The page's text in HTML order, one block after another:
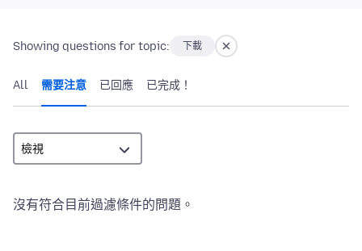
Showing questions for topic: 下載
All 需要注意 已回應 已完成！
沒有符合目前過濾條件的問題。